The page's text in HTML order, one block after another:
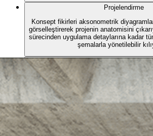
Projelendirme
Konsept fikirleri aksonometrik
görselleştirerek projenin anatomisini
sürecinden uygulama detaylarına kadar
şemalarla yönetilebilir
İç Mekan
Estetik ve fonksiyonelliği buluşturarak
benzersiz bir karakter katıyoruz.
aydınlatmadan renk paletine her öğe
İnşaat Taahhüt
Güvenli ve kaliteli inşaat çözümleriyle